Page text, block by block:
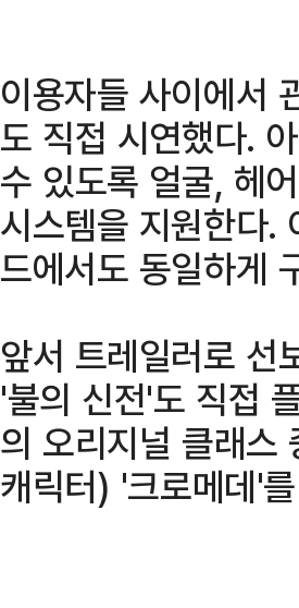
이용자들 사이에서
도 직접 시연했다.
수 있도록 얼굴, 헤
시스템을 지원한다.
드에서도 동일하게
앞서 트레일러로 선
'불의 신전'도 직접
의 오리지널 클래
캐릭터) '크로메데'